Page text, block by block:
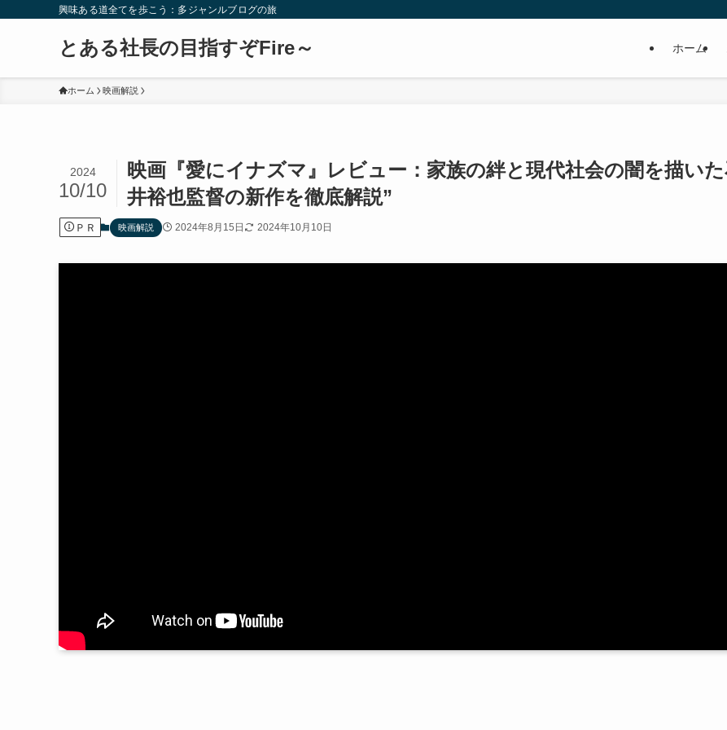
興味ある道全てを歩こう：多ジャンルブログの旅
とある社長の目指すぞFire～ ホーム
ホーム 映画解説
映画『愛にイナズマ』レビュー：家族の絆と現代社会の闇を描い
井裕也監督の新作を徹底解説”
2024
10/10
ＰＲ 映画解説 2024年8月15日 2024年10月10日